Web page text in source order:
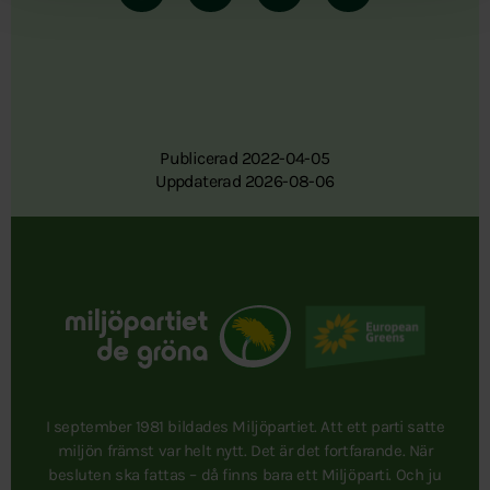
Publicerad 2022-04-05
Uppdaterad 2026-08-06
I september 1981 bildades Miljöpartiet. Att ett parti satte
miljön främst var helt nytt. Det är det fortfarande. När
besluten ska fattas – då finns bara ett Miljöparti. Och ju